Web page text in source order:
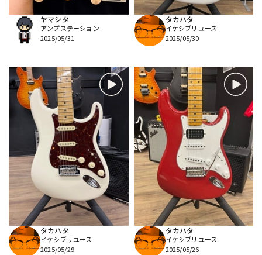
ヤマシタ
アンプステーション
2025/05/31
タカハタ
イケシブリユース
2025/05/30
タカハタ
イケシブリユース
2025/05/29
タカハタ
イケシブリユース
2025/05/26